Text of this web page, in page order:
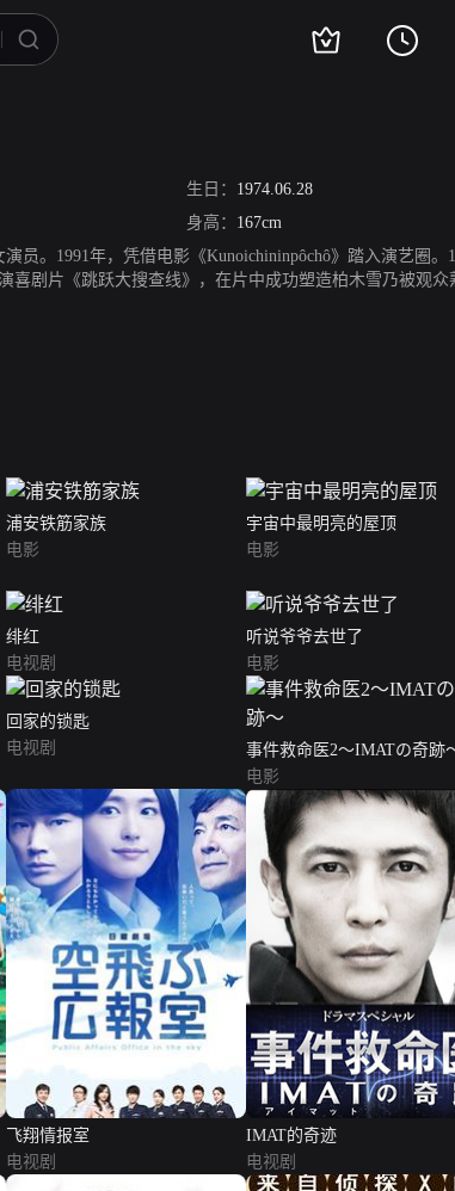
生日： 1974.06.28
身高： 167cm
员。1991年，凭借电影《Kunoichininpôchô》踏入演艺圈。
喜剧片《跳跃大搜查线》，在片中成功塑造柏木雪乃被观众
片《女主播》。2002年，主演爱情剧《初体验》。2003年
义》。2007年，参演恐怖片《裂口女》，尝试塑造多种角
年，主演医疗剧《白色的光荣》。2015年，参演TBS台木
浦安铁筋家族
电影
宇宙中最明亮的屋顶
电影
绯红
电视剧
听说爷爷去世了
电影
回家的锁匙
电视剧
事件救命医2～IMATの奇跡
电影
飞翔情报室
电视剧
IMAT的奇迹
电视剧